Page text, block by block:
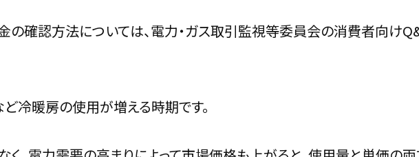
確認方法については、電力・ガス取引監視等委員会の消費者向け
冷暖房の使用が増える時期です。